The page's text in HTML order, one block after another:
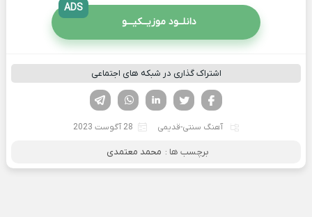
دانلــود موزیــکیـــو
ADS
اشتراک گذاری در شبکه های اجتماعی
لینکدین تویتر
فیسوک
آهنگ سنتی-قدیمی 28 آگوست 2023
برچسب ها : محمد معتمدی